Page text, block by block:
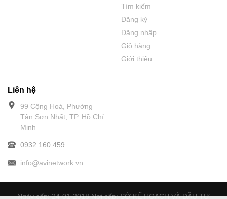
Tìm kiếm
Đăng ký
Đăng nhập
Giỏ hàng
Giới thiệu
Liên hệ
99 Cộng Hoà, Phường
Tân Sơn Nhất, TP. Hồ Chí
Minh
0932 160 459
info@avinetwork.vn
Ngày cấp: 24-01-2018 Nơi cấp: SỞ KẾ HOẠCH VÀ ĐẦU TƯ